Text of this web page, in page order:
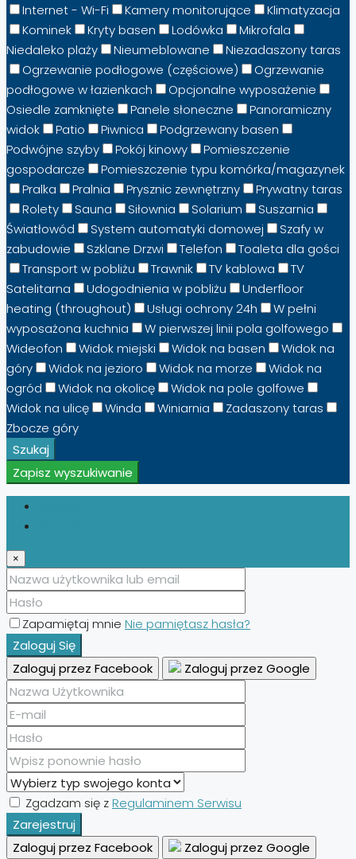
Internet - Wi-Fi
Kamery monitorujące
Klimatyzacja
Kominek
Kryty basen Lodówka
Mikrofala
Niedaleko plaży
Nieumeblowane
Niezadaszony taras
Ogrzewanie podłogowe (częściowe)
Ogrzewanie
podłogowe w łazienkach
Opcjonalne wyposażenie
Osiedle zamknięte
Panele słoneczne
Panoramiczny
widok
Patio Piwnica
Podgrzewany basen
Podwójne szyby
Pokój kinowy
Pomieszczenie
gospodarcze
Pomieszczenie typu komórka/magazynek
Pralka
Pralnia Prysznic zewnętrzny
Prywatny taras
Rolety
Sauna Siłownia Solarium
Suszarnia
Światłowód
System automatyki domowej
Szafy w
zabudowie
Szklane Drzwi Telefon
Toaleta dla gości
Transport w pobliżu
Trawnik TV kablowa
TV
Satelitarna
Udogodnienia w pobliżu
Underfloor
heating (throughout)
Usługi ochrony 24h
W pełni
wyposażona kuchnia
W pierwszej linii pola golfowego
Wideofon
Widok miejski Widok na basen
Widok na
góry
Widok na jezioro Widok na morze
Widok na
ogród
Widok na okolicę
Widok na pole golfowe
Widok na ulicę
Winda Winiarnia
Zadaszony taras
Zbocze góry
Szukaj
Zapisz wyszukiwanie
×
Zapamiętaj mnie Nie pamiętasz hasła?
Zaloguj Się
Zaloguj przez Facebook
Zaloguj przez Google
Zgadzam się zRegulaminem Serwisu
Zarejestruj
Zaloguj przez Facebook
Zaloguj przez Google